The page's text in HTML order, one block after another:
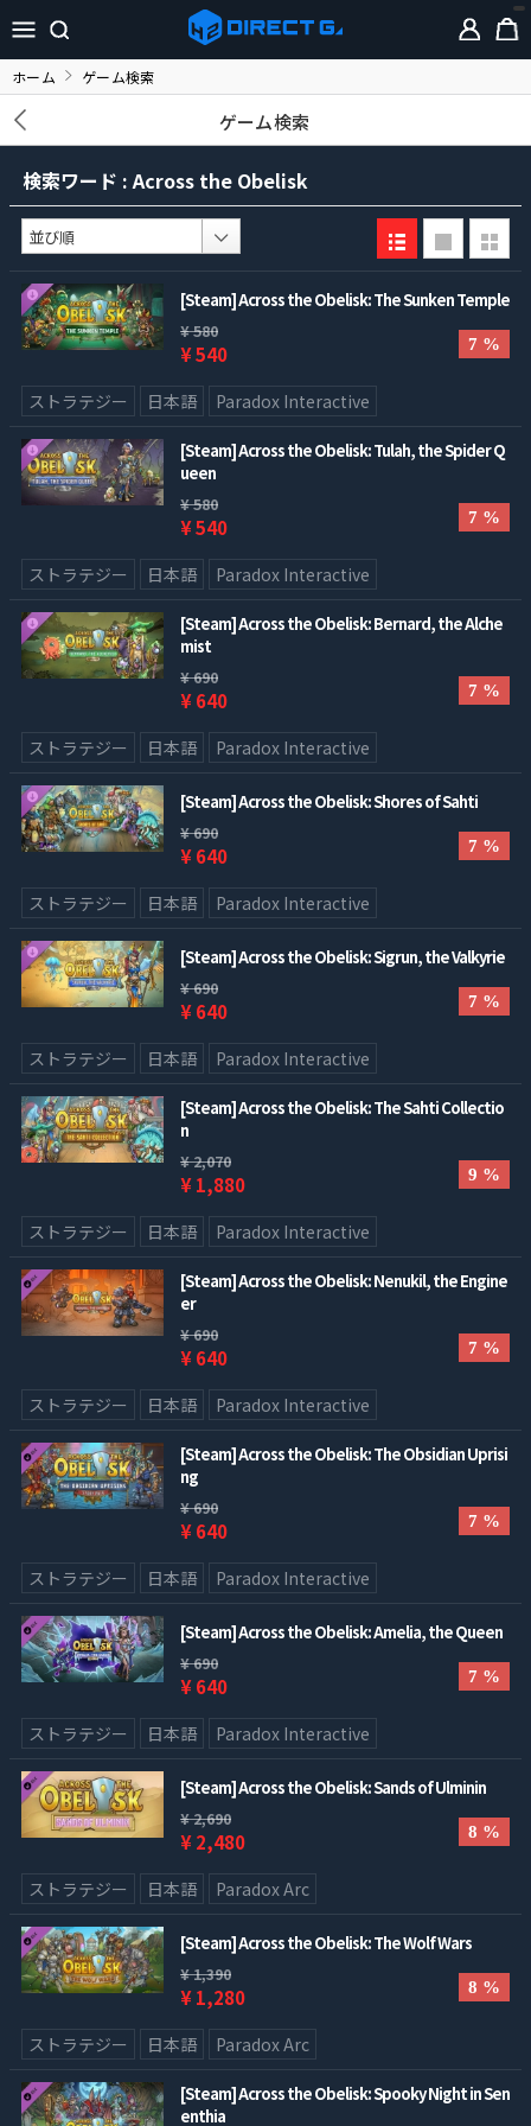
ホーム ゲーム検索
ゲーム検索
検索ワード : Across the Obelisk
[Steam] Across the Obelisk: The Sunken Temple
¥ 580
¥ 540 7 %
ストラテジー 日本語 Paradox Interactive
[Steam] Across the Obelisk: Tulah, the Spider Q
ueen
¥ 580
¥ 540 7 %
ストラテジー 日本語 Paradox Interactive
[Steam] Across the Obelisk: Bernard, the Alche
mist
¥ 690
¥ 640 7 %
ストラテジー 日本語 Paradox Interactive
[Steam] Across the Obelisk: Shores of Sahti
¥ 690
¥ 640 7 %
ストラテジー 日本語 Paradox Interactive
[Steam] Across the Obelisk: Sigrun, the Valkyrie
¥ 690
¥ 640 7 %
ストラテジー 日本語 Paradox Interactive
[Steam] Across the Obelisk: The Sahti Collectio
n
¥ 2,070
¥ 1,880 9 %
ストラテジー 日本語 Paradox Interactive
[Steam] Across the Obelisk: Nenukil, the Engine
er
¥ 690
¥ 640 7 %
ストラテジー 日本語 Paradox Interactive
[Steam] Across the Obelisk: The Obsidian Uprisi
ng
¥ 690
¥ 640 7 %
ストラテジー 日本語 Paradox Interactive
[Steam] Across the Obelisk: Amelia, the Queen
¥ 690
¥ 640 7 %
ストラテジー 日本語 Paradox Interactive
[Steam] Across the Obelisk: Sands of Ulminin
¥ 2,690
¥ 2,480 8 %
ストラテジー 日本語 Paradox Arc
[Steam] Across the Obelisk: The Wolf Wars
¥ 1,390
¥ 1,280 8 %
ストラテジー 日本語 Paradox Arc
[Steam] Across the Obelisk: Spooky Night in Sen
enthia